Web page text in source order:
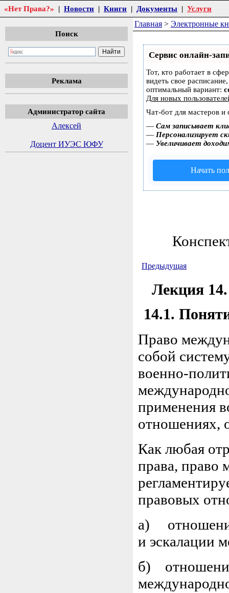
«Нет Права?» | Новости | Книги | Документы | Услуги
Поиск
Реклама
Администратор сайта
Алексей
Доцент ИУЭС ЮФУ
Главная > Электронные
Сервис онлайн-
Тот, кто работает в
видеть свое
оптимальный вариант:
Для новых
Чат-бот для мастеров и
— Сам записывает
— Персонализирует
— Увеличивает
Начать
Предыдущая
Лекция
14.1.
Право
собой
военно-
применения
отношениях,
Как любая
права, право
правовых
а)
и эскалации
б)